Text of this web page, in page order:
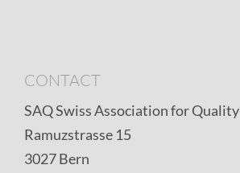
CONTACT
SAQ Swiss Association for Quality
Ramuzstrasse 15
3027 Bern